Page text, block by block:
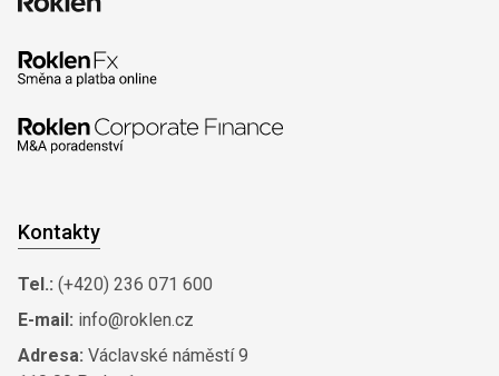
Kontakty
Tel.: (+420) 236 071 600
E-mail: info@roklen.cz
Adresa: Václavské náměstí 9